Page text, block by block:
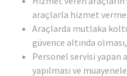
araçlarla hizmet
Araçlarda mutlaka
güvence altında olması,
Personel servisi yapan
yapılması ve